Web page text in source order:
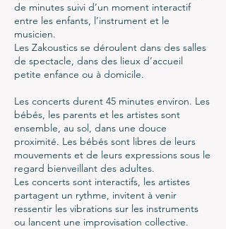
de minutes suivi d’un moment interactif
entre les enfants, l’instrument et le
musicien.
Les Zakoustics se déroulent dans des salles
de spectacle, dans des lieux d’accueil
petite enfance ou à domicile.
Les concerts durent 45 minutes environ. Les
bébés, les parents et les artistes sont
ensemble, au sol, dans une douce
proximité. Les bébés sont libres de leurs
mouvements et de leurs expressions sous le
regard bienveillant des adultes.
Les concerts sont interactifs, les artistes
partagent un rythme, invitent à venir
ressentir les vibrations sur les instruments
ou lancent une improvisation collective.